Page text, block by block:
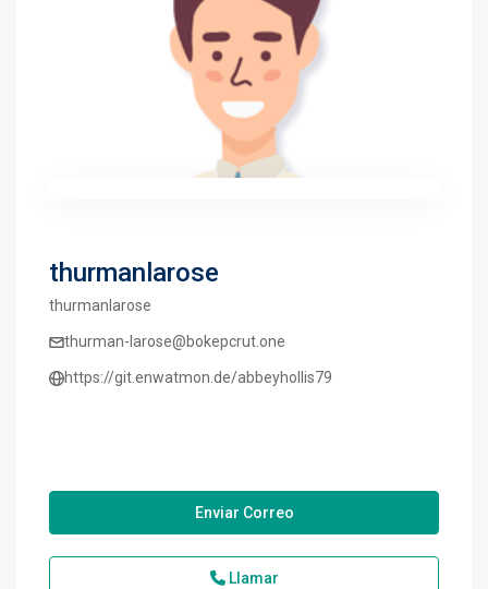
thurmanlarose
thurmanlarose
thurman-larose@bokepcrut.one
https://git.enwatmon.de/abbeyhollis79
Enviar Correo
Llamar